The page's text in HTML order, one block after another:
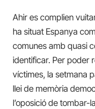
Ahir es complien
ha situat Espanya
comunes amb quasi
identificar. Per poder
víctimes, la setmana
llei de memòria
l’oposició de tombar-